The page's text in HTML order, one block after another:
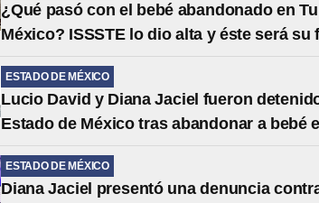
¿Qué pasó con el bebé abandonado en
México? ISSSTE lo dio alta y éste será su
ESTADO DE MÉXICO
Lucio David y Diana Jaciel fueron
Estado de México tras abandonar a bebé
ESTADO DE MÉXICO
Diana Jaciel presentó una denuncia